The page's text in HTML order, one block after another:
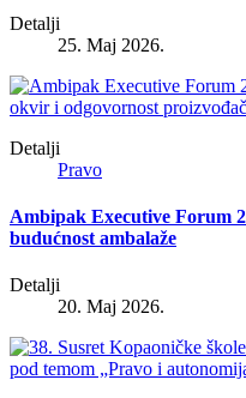
Detalji
25. Maj 2026.
Detalji
Pravo
Ambipak Executive Forum
budućnost ambalaže
Detalji
20. Maj 2026.